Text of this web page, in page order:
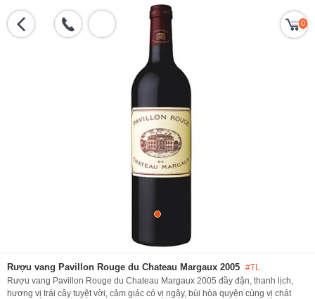
0
Rượu vang Pavillon Rouge du Chateau Margaux 2005 #TL
Rượu vang Pavillon Rouge du Chateau Margaux 2005 đầy đặn, thanh lịch,
hương vị trái cây tuyệt vời, cảm giác có vị ngậy, bùi hòa quyện cùng vị chát